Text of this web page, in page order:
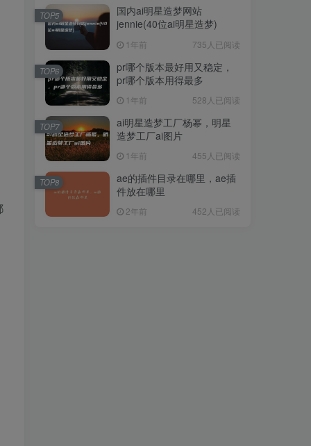
国内ai明星造梦网站
jennie(40位ai明星造梦)
1年前 735人已阅读
TOP5
pr哪个版本最好用又稳定，
pr哪个版本用得最多
1年前 528人已阅读
TOP6
ai明星造梦工厂杨幂，明星
造梦工厂ai图片
1年前 455人已阅读
TOP7
ae的插件目录在哪里，ae插
件放在哪里
2年前 452人已阅读
TOP8